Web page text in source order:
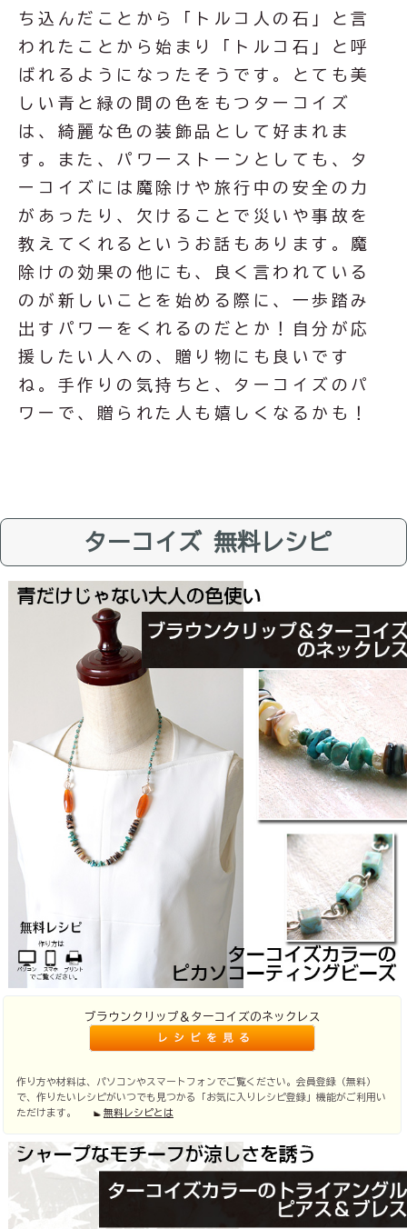
ち込んだことから「トルコ人の石」と言
われたことから始まり「トルコ石」と呼
ばれるようになったそうです。とても美
しい青と緑の間の色をもつターコイズ
は、綺麗な色の装飾品として好まれま
す。また、
パワーストーン としても、タ
ーコイズには 魔除け や 旅行中の安全 の力
があったり、欠けることで災いや事故を
教えてくれるというお話もあります。魔
除けの効果の他にも、良く言われている
のが新しいことを始める際に、 一歩踏み
出すパワー をくれるのだとか！自分が 応
援したい人への、贈り物 にも良いです
ね。手作りの気持ちと、ターコイズのパ
ワーで、贈られた人も嬉しくなるかも！
ターコイズ 無料レシピ
ブラウンクリップ＆ターコイズのネックレス
作り方や材料は、パソコンやスマートフォンでご覧ください。会員登録（無料）
で、作りたいレシピがいつでも見つかる「お気に入りレシピ登録」機能がご利用い
ただけます。
無料レシピとは